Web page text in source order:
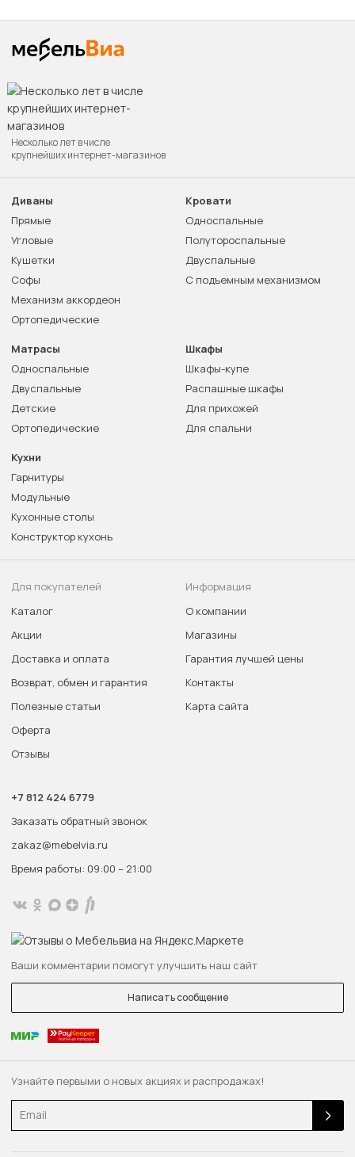
Узнайте первыми о новых акциях и распродажах!
Email
Несколько лет в числе
крупнейших интернет-магазинов
Диваны
Прямые
Угловые
Кушетки
Софы
Механизм аккордеон
Ортопедические
Кровати
Односпальные
Полутороспальные
Двуспальные
С подъемным механизмом
Матрасы
Односпальные
Двуспальные
Детские
Ортопедические
Шкафы
Шкафы-купе
Распашные шкафы
Для прихожей
Для спальни
Кухни
Гарнитуры
Модульные
Кухонные столы
Конструктор кухонь
Для покупателей
Каталог
Акции
Доставка и оплата
Возврат, обмен и гарантия
Полезные статьи
Оферта
Отзывы
Информация
О компании
Магазины
Гарантия лучшей цены
Контакты
Карта сайта
+7 812 424 6779
Заказать обратный звонок
zakaz@mebelvia.ru
Время работы: 09:00 – 21:00
Ваши комментарии помогут улучшить наш сайт
Написать сообщение